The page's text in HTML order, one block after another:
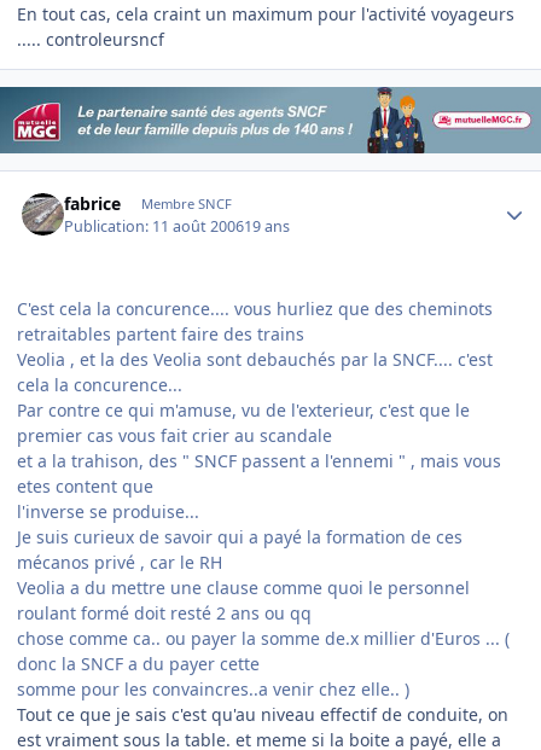
En tout cas, cela craint un maximum pour l'activité voyageurs
..... controleursncf
fabrice Membre SNCF
Publication: 11 août 200619 ans
C'est cela la concurence.... vous hurliez que des cheminots
retraitables partent faire des trains
Veolia , et la des Veolia sont debauchés par la SNCF.... c'est
cela la concurence...
Par contre ce qui m'amuse, vu de l'exterieur, c'est que le
premier cas vous fait crier au scandale
et a la trahison, des " SNCF passent a l'ennemi " , mais vous
etes content que
l'inverse se produise...
Je suis curieux de savoir qui a payé la formation de ces
mécanos privé , car le RH
Veolia a du mettre une clause comme quoi le personnel
roulant formé doit resté 2 ans ou qq
chose comme ca.. ou payer la somme de.x millier d'Euros ... (
donc la SNCF a du payer cette
somme pour les convaincres..a venir chez elle.. )
Tout ce que je sais c'est qu'au niveau effectif de conduite, on
est vraiment sous la table. et meme si la boite a payé, elle a